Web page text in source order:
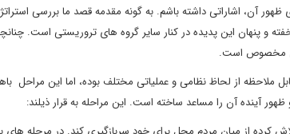
آن، اشاراتی داشته باشم. به گونه مقدمه قصد ما بررسی
و پنهان این پدیده در کنار سایر گروه های تروریستی است.
مخصوص است.
از لحاظ نظامی و عملیاتی مختلف بوده، اما این مراحل
آینده آن را مساعد ساخته است. این مراحله به قرار ذیلند: